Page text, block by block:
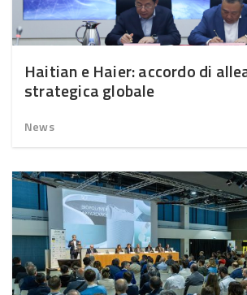
Haitian e Haier: accordo di
strategica globale
News